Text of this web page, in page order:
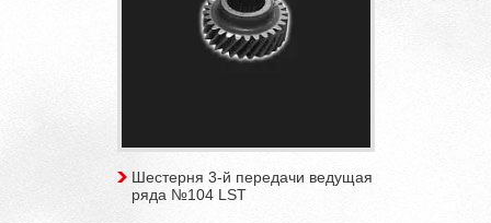
Шестерня 3-й передачи ведущая
ряда №104 LST